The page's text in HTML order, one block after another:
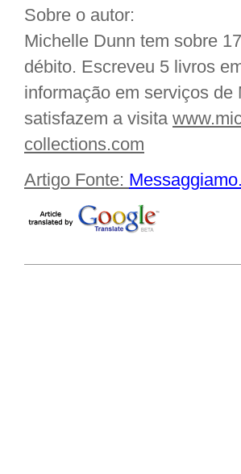
Sobre o autor:
Michelle Dunn tem sobre
débito. Escreveu 5 livros
informação em serviços
satisfazem a visita
collections.com
Artigo Fonte: